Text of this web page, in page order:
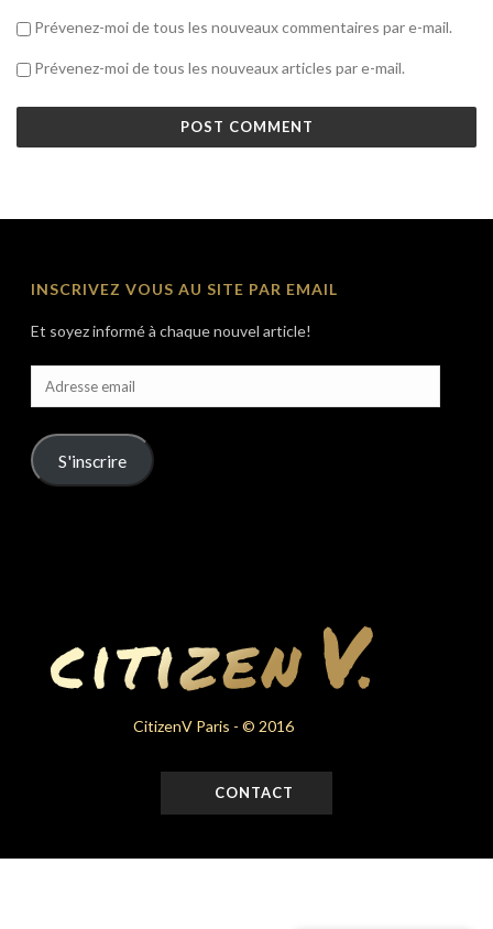
Prévenez-moi de tous les nouveaux commentaires par e-mail.
Prévenez-moi de tous les nouveaux articles par e-mail.
INSCRIVEZ VOUS AU SITE PAR EMAIL
Et soyez informé à chaque nouvel article!
Adresse
email
S'inscrire
CitizenV Paris - © 2016
CONTACT